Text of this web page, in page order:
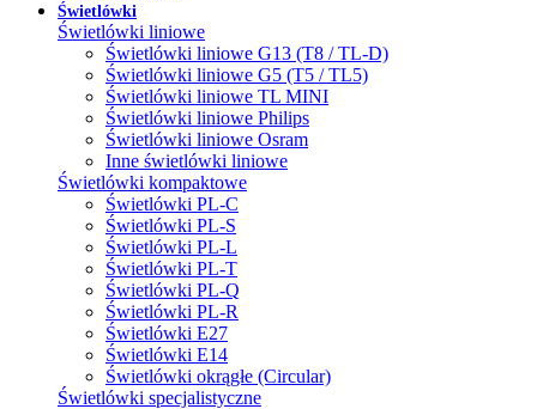
Świetlówki
Świetlówki liniowe
Świetlówki liniowe G13 (T8 / TL-D)
Świetlówki liniowe G5 (T5 / TL5)
Świetlówki liniowe TL MINI
Świetlówki liniowe Philips
Świetlówki liniowe Osram
Inne świetlówki liniowe
Świetlówki kompaktowe
Świetlówki PL-C
Świetlówki PL-S
Świetlówki PL-L
Świetlówki PL-T
Świetlówki PL-Q
Świetlówki PL-R
Świetlówki E27
Świetlówki E14
Świetlówki okrągłe (Circular)
Świetlówki specjalistyczne